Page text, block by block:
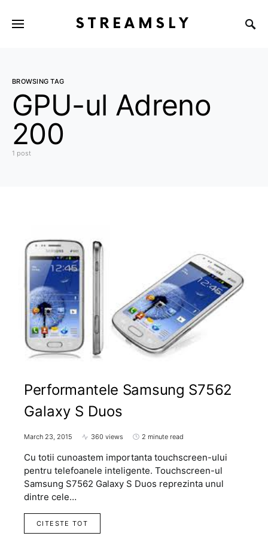
STREAMSLY
BROWSING TAG
GPU-ul Adreno
200
1 post
Performantele Samsung S7562
Galaxy S Duos
March 23, 2015 360 views 2 minute read
Cu totii cunoastem importanta touchscreen-ului
pentru telefoanele inteligente. Touchscreen-ul
Samsung S7562 Galaxy S Duos reprezinta unul
dintre cele…
CITESTE TOT